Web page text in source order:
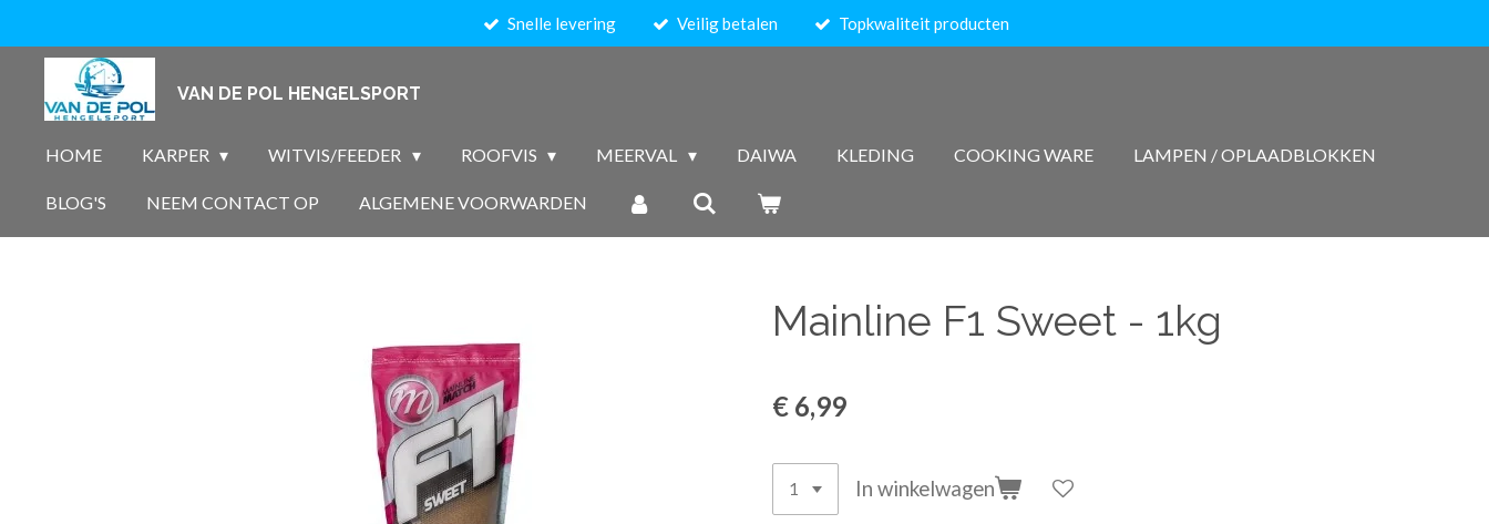
direct
Snelle levering Veilig betalen Topkwaliteit producten
VAN DE POL HENGELSPORT
HOME KARPER WITVIS/FEEDER ROOFVIS MEERVAL DAIWA KLEDING COOKING WARE LAMPEN / OPLAADBLOKKEN
BLOG'S NEEM CONTACT OP ALGEMENE VOORWARDEN
Mainline F1 Sweet - 1kg
€ 6,99
In winkelwagen